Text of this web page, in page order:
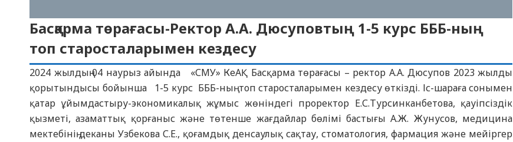
Басқарма төрағасы-Ректор А.А. Дюсуповтың 1-5 курс БББ-ның
топ старосталарымен кездесу
2024 жылдың 04 наурыз айында «СМУ» КеАҚ Басқарма төрағасы – ректор А.А. Дюсупов 2023 жылдың
қорытындысы бойынша 1-5 курс БББ-ның топ старосталарымен кездесу өткізді. Іс-шараға сонымен
қатар ұйымдастыру-экономикалық жұмыс жөніндегі проректор Е.С.Турсинканбетова, қауіпсіздік
қызметі, азаматтық қорғаныс және төтенше жағдайлар бөлімі бастығы А.Ж. Жунусов, медицина
мектебінің деканы Узбекова С.Е., қоғамдық денсаулық сақтау, стоматология, фармация және мейіргер